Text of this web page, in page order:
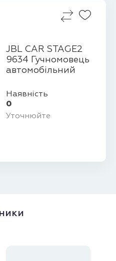
JBL CAR STAGE2
9634 Гучномовець
автомобільний
Наявність
0
Уточнюйте